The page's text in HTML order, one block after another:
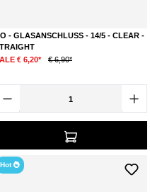
- GLASANSCHLUSS - 14/5 - CLEAR -
€ 6,20*
€ 6,90*
Hot